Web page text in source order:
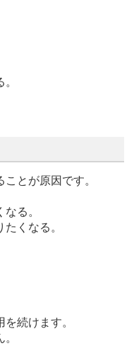
とが原因です。
る。
くなる。
続けます。